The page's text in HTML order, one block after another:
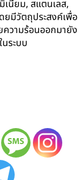
เนียม, สแตนเลส,
ยมีวัตถุประสงค์เพื่อ
ความร้อนออกมายัง
ระบบ